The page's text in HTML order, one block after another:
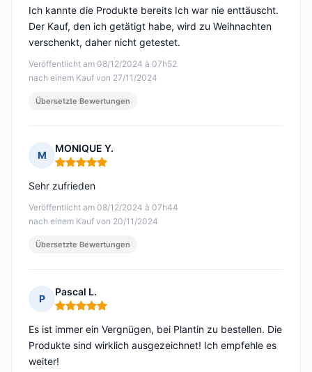
Veröffentlicht am 08/12/2024 à 07h52
nach einem Kauf von 27/11/2024
Ich kannte die Produkte bereits Ich war nie enttäuscht.
Der Kauf, den ich getätigt habe, wird zu Weihnachten
verschenkt, daher nicht getestet.
Übersetzte Bewertungen
M
MONIQUE Y.
Hinweis: 5 von 5
Veröffentlicht am 08/12/2024 à 07h44
nach einem Kauf von 20/11/2024
Sehr zufrieden
Übersetzte Bewertungen
P
Pascal L.
Hinweis: 5 von 5
Es ist immer ein Vergnügen, bei Plantin zu bestellen. Die
Produkte sind wirklich ausgezeichnet! Ich empfehle es
weiter!